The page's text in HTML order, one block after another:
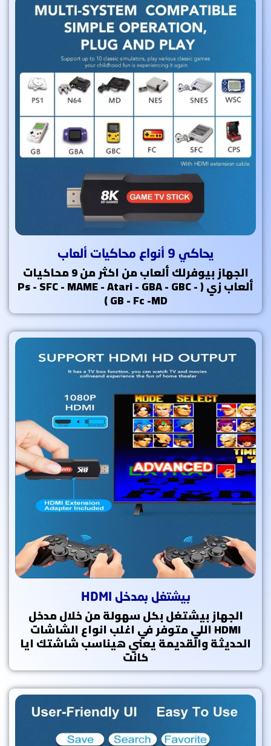
يحاكي 9 أنواع محاكيات ألعاب
الجهاز بيوفرلك ألعاب من اكثر من 9 محاكيات
ألعاب زي ( Ps - SFC - MAME - Atari - GBA - GBC -
GB - Fc -MD )
بيشتغل بمدخل HDMI
الجهاز بيشتغل بكل سهولة من خلال مدخل
HDMI اللي متوفر في اغلب انواع الشاشات
الحديثة والقديمة يعني هيناسب شاشتك ايا
كانت